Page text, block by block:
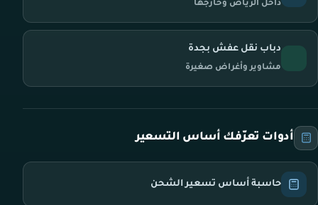
داخل الرياض وخارجها
دباب نقل عفش بجدة
مشاوير وأغراض صغيرة
أدوات تعرّفك أساس التسعير
حاسبة أساس تسعير الشحن